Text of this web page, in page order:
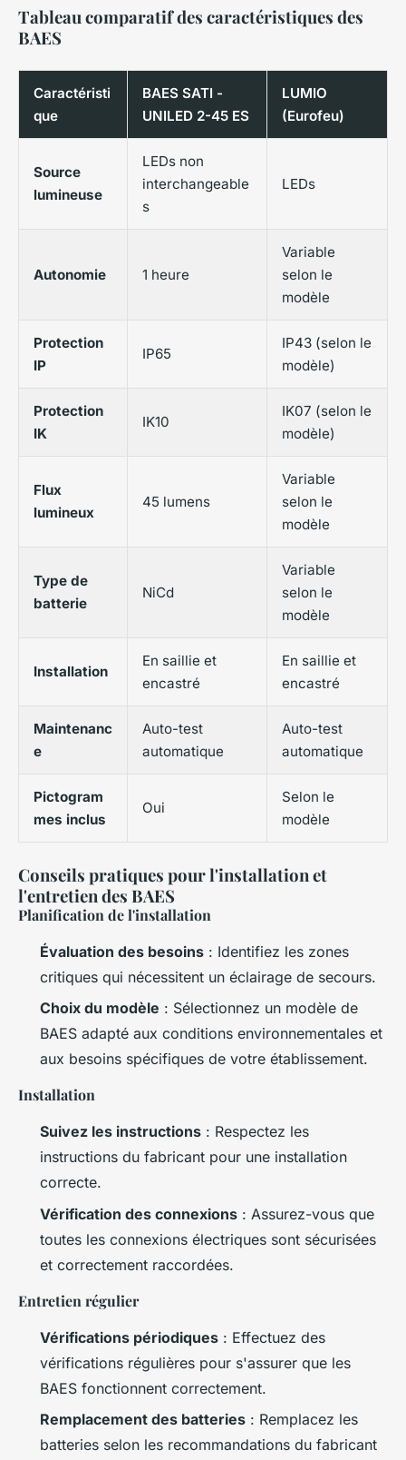
Tableau comparatif des caractéristiques des
BAES
Caractéristi
que
BAES SATI -
UNILED 2-45 ES
LUMIO
(Eurofeu)
Source
lumineuse
LEDs non
interchangeable
s
LEDs
Autonomie 1 heure
Variable
selon le
modèle
Protection
IP
IP65
IP43 (selon le
modèle)
Protection
IK
IK10
IK07 (selon le
modèle)
Flux
lumineux
45 lumens
Variable
selon le
modèle
Type de
batterie
NiCd
Variable
selon le
modèle
Installation
En saillie et
encastré
En saillie et
encastré
Maintenanc
e
Auto-test
automatique
Auto-test
automatique
Pictogram
mes inclus
Oui
Selon le
modèle
Conseils pratiques pour l'installation et
l'entretien des BAES
Planification de l'installation
Évaluation des besoins : Identifiez les zones
critiques qui nécessitent un éclairage de secours.
Choix du modèle : Sélectionnez un modèle de
BAES adapté aux conditions environnementales et
aux besoins spécifiques de votre établissement.
Installation
Suivez les instructions : Respectez les
instructions du fabricant pour une installation
correcte.
Vérification des connexions : Assurez-vous que
toutes les connexions électriques sont sécurisées
et correctement raccordées.
Entretien régulier
Vérifications périodiques : Effectuez des
vérifications régulières pour s'assurer que les
BAES fonctionnent correctement.
Remplacement des batteries : Remplacez les
batteries selon les recommandations du fabricant